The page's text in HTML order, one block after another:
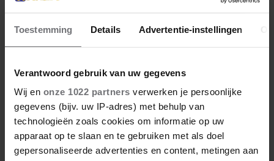
Toestemming Details Advertentie-instellingen
Verantwoord gebruik van uw gegevens
Wij en onze 1022 partners verwerken je persoonlijke
gegevens (bijv. uw IP-adres) met behulp van
technologieën zoals cookies om informatie op uw
apparaat op te slaan en te gebruiken met als doel
gepersonaliseerde advertenties en content, metingen aan